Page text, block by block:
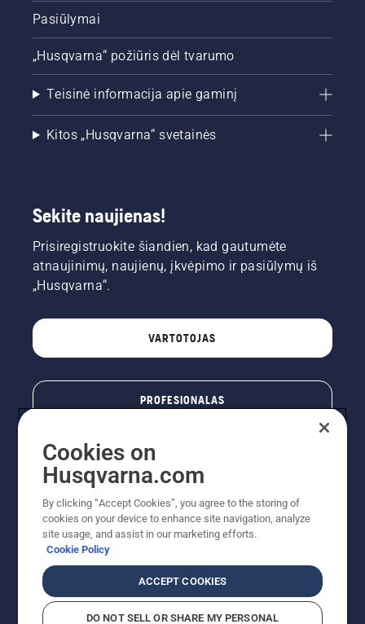
Pasiūlymai
„Husqvarna“ požiūris dėl tvarumo
Teisinė informacija apie gaminį
Kitos „Husqvarna“ svetainės
Sekite naujienas!
Prisiregistruokite šiandien, kad gautumėte
atnaujinimų, naujienų, įkvėpimo ir pasiūlymų iš
„Husqvarna“.
VARTOTOJAS
PROFESIONALAS
© „Husqvarna AB“ (leid). Visos teisės priklauso autoriui.
Nurodoma rekomenduojama mažmeninė kaina (RMK),
įskaitant PVM. RMK yra kaina, už kurią gamintojas
rekomenduoja pardavėjui parduoti prekę. UAB
Cookies on
Husqvarna.com
By clicking “Accept Cookies”, you agree to the storing of
cookies on your device to enhance site navigation, analyze
site usage, and assist in our marketing efforts.
Cookie Policy
ACCEPT COOKIES
DO NOT SELL OR SHARE MY PERSONAL